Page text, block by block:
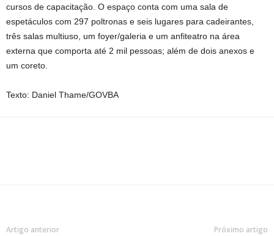
cursos de capacitação. O espaço conta com uma sala de
espetáculos com 297 poltronas e seis lugares para cadeirantes,
três salas multiuso, um foyer/galeria e um anfiteatro na área
externa que comporta até 2 mil pessoas; além de dois anexos e
um coreto.
Texto: Daniel Thame/GOVBA
Artigo anterior Próximo artigo